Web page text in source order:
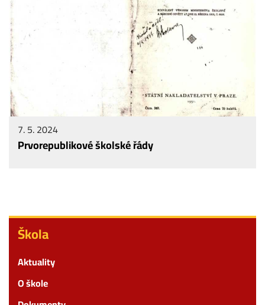
Škola
Škola
Aktuality
O škole
7. 5. 2024
Prvorepublikové školské řády